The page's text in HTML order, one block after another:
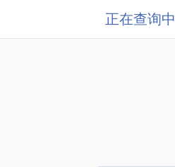
正在查询中